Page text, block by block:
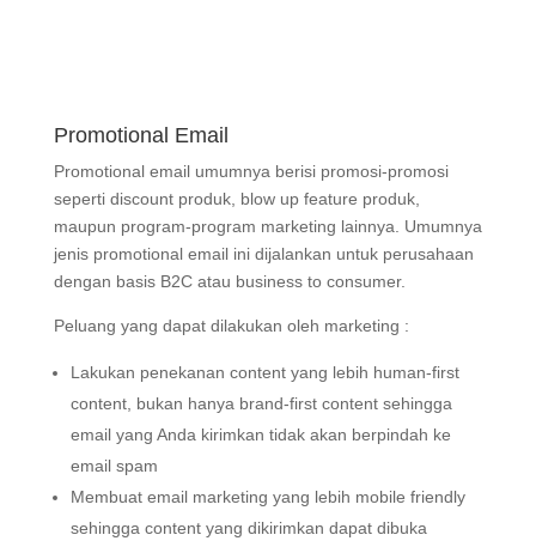
Promotional Email
Promotional email umumnya berisi promosi-promosi
seperti discount produk, blow up feature produk,
maupun program-program marketing lainnya. Umumnya
jenis promotional email ini dijalankan untuk perusahaan
dengan basis B2C atau business to consumer.
Peluang yang dapat dilakukan oleh marketing :
Lakukan penekanan content yang lebih human-first
content, bukan hanya brand-first content sehingga
email yang Anda kirimkan tidak akan berpindah ke
email spam
Membuat email marketing yang lebih mobile friendly
sehingga content yang dikirimkan dapat dibuka